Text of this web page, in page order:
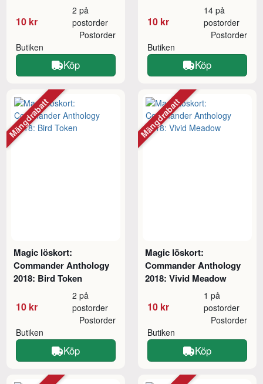
10 kr
2 på
postorder
Butiken
Postorder
Köp
10 kr
14 på
postorder
Butiken
Postorder
Köp
Magic löskort:
Commander Anthology
2018: Bird Token
10 kr
2 på
postorder
Butiken
Postorder
Köp
Mängdrabatt
Magic löskort:
Commander Anthology
2018: Vivid Meadow
10 kr
1 på
postorder
Butiken
Postorder
Köp
Mängdrabatt